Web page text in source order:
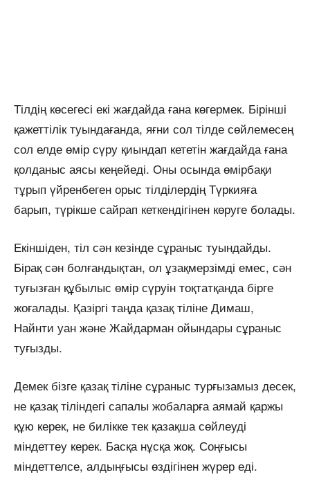
Тілдің көсегесі екі жағдайда ғана көгермек. Бірінші
қажеттілік туындағанда, яғни сол тілде сөйлемесең
сол елде өмір сүру қиындап кететін жағдайда ғана
қолданыс аясы кеңейеді. Оны осында өмірбақи
тұрып үйренбеген орыс тілділердің Түркияға
барып, түрікше сайрап кеткендігінен көруге болады.
Екіншіден, тіл сән кезінде сұраныс туындайды.
Бірақ сән болғандықтан, ол ұзақмерзімді емес, сән
туғызған құбылыс өмір сүруін тоқтатқанда бірге
жоғалады. Қазіргі таңда қазақ тіліне Димаш,
Найнти уан және Жайдарман ойындары сұраныс
туғызды.
Демек бізге қазақ тіліне сұраныс турғызамыз десек,
не қазақ тіліндегі сапалы жобаларға аямай қаржы
құю керек, не билікке тек қазақша сөйлеуді
міндеттеу керек. Басқа нұсқа жоқ. Соңғысы
міндеттелсе, алдыңғысы өздігінен жүрер еді.